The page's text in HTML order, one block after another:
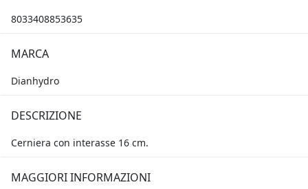
8033408853635
MARCA
Dianhydro
DESCRIZIONE
Cerniera con interasse 16 cm.
MAGGIORI INFORMAZIONI